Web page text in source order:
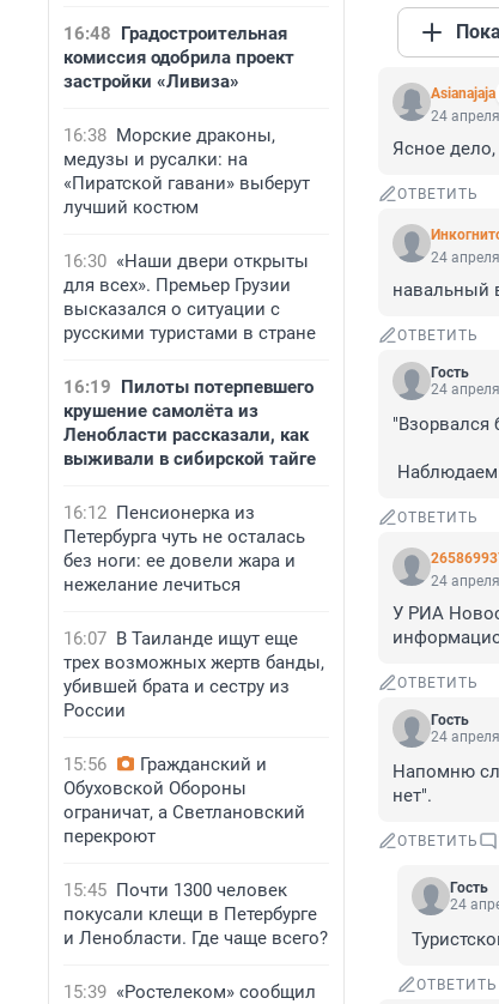
16:48 Градостроительная
комиссия одобрила проект
застройки «Ливиза»
16:38 Морские драконы,
медузы и русалки: на
«Пиратской гавани» выберут
лучший костюм
16:30 «Наши двери открыты
для всех». Премьер Грузии
высказался о ситуации с
русскими туристами в стране
16:19 Пилоты потерпевшего
крушение самолёта из
Ленобласти рассказали, как
выживали в сибирской тайге
16:12 Пенсионерка из
Петербурга чуть не осталась
без ноги: ее довели жара и
нежелание лечиться
16:07 В Таиланде ищут еще
трех возможных жертв банды,
убившей брата и сестру из
России
15:56
Гражданский и
Обуховской Обороны
ограничат, а Светлановский
перекроют
15:45 Почти 1300 человек
покусали клещи в Петербурге
и Ленобласти. Где чаще всего?
15:39 «Ростелеком» сообщил
Asianajaja
24
Ясное
ОТВЕТИТЬ
24
навальный
ОТВЕТИТЬ
Гость
24
"Взорвался
Наблюдаем
ОТВЕТИТЬ
24
У РИА
ОТВЕТИТЬ
Гость
24
Напомню
нет".
ОТВЕТИТЬ
Гость
24
ОТВЕТИТЬ